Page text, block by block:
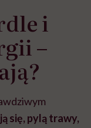
i
–
się, pylą trawy,